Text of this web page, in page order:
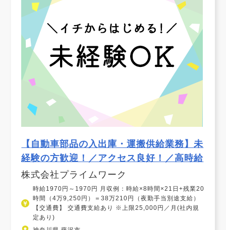
【自動車部品の入出庫・運搬供給業務】未
経験の方歓迎！／アクセス良好！／高時給
株式会社プライムワーク
時給1970円～1970円 月収例：時給×8時間×21日+残業20
時間（4万9,250円）＝38万210円（夜勤手当別途支給）
【交通費】 交通費支給あり ※上限25,000円／月(社内規
定あり)